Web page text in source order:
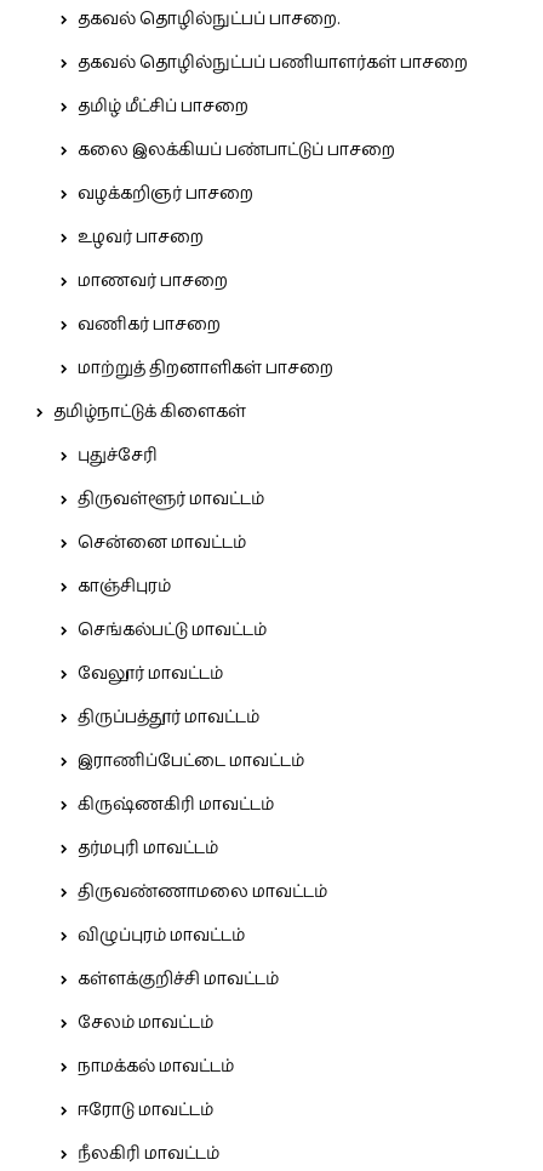
தகவல் தொழில்நுட்பப் பாசறை.
தகவல் தொழில்நுட்பப் பணியாளர்கள் பாசறை
தமிழ் மீட்சிப் பாசறை
கலை இலக்கியப் பண்பாட்டுப் பாசறை
வழக்கறிஞர் பாசறை
உழவர் பாசறை
மாணவர் பாசறை
வணிகர் பாசறை
மாற்றுத் திறனாளிகள் பாசறை
தமிழ்நாட்டுக் கிளைகள்
புதுச்சேரி
திருவள்ளூர் மாவட்டம்
சென்னை மாவட்டம்
காஞ்சிபுரம்
செங்கல்பட்டு மாவட்டம்
வேலூர் மாவட்டம்
திருப்பத்தூர் மாவட்டம்
இராணிப்பேட்டை மாவட்டம்
கிருஷ்ணகிரி மாவட்டம்
தர்மபுரி மாவட்டம்
திருவண்ணாமலை மாவட்டம்
விழுப்புரம் மாவட்டம்
கள்ளக்குறிச்சி மாவட்டம்
சேலம் மாவட்டம்
நாமக்கல் மாவட்டம்
ஈரோடு மாவட்டம்
நீலகிரி மாவட்டம்